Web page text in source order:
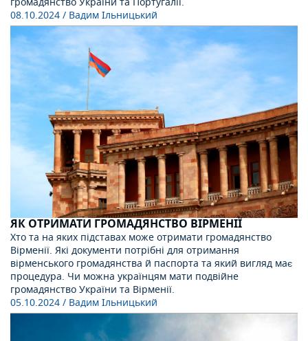
08.10.2024/ Вадим Ільницький
ЯК ОТРИМАТИ ГРОМАДЯНСТВО ВІРМЕНІЇ
Хто та на яких підставах може отримати громадянство
Вірменії. Які документи потрібні для отримання
вірменського громадянства й паспорта та який вигляд має
процедура. Чи можна українцям мати подвійне
громадянство України та Вірменії.
05.10.2024/ Вадим Ільницький